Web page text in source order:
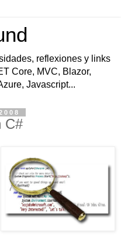
reflexiones y links
Core, MVC, Blazor,
Javascript...
C#